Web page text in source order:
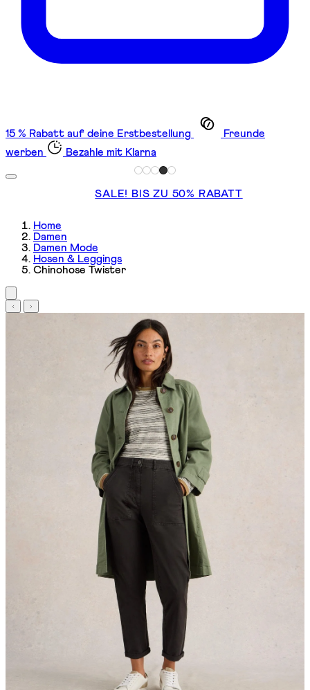
15 % Rabatt auf deine Erstbestellung
Freunde
werben
Bezahle mit Klarna
SALE! BIS ZU 50% RABATT
Home
Damen
Damen Mode
Hosen & Leggings
Chinohose Twister